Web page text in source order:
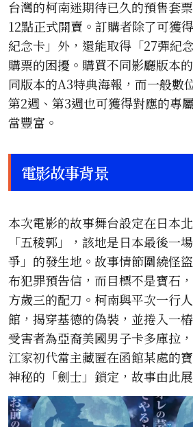
台灣的柯南迷期待已久的預售套
12點正式開賣。訂購者除了可獲
紀念卡」外，還能取得「27彈紀
購票的困擾。購買不同影廳版本
同版本的A3特典海報，而一般數
第2週、第3週也可獲得對應的專
當豐富。
電影故事背景
本次電影的故事舞台設定在日本
「五稜郭」，該地是日本最後一
爭」的發生地。故事情節圍繞怪
布犯罪預告信，而目標不是寶石
方歲三的配刀。柯南與平次一行
館，揭穿基德的偽裝，並捲入一
受害者為亞裔美國男子卡多庫拉
江家初代當主藏匿在函館某處的
神秘的「劍士」鎖定，故事由此展